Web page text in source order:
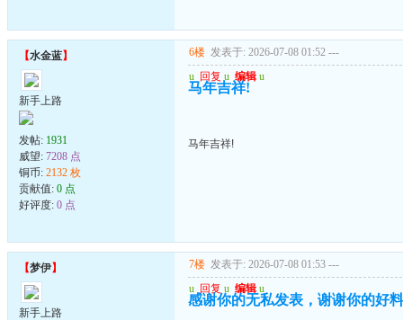
【水金蓝】
新手上路
发帖: 1931
威望: 7208 点
铜币: 2132 枚
贡献值: 0 点
好评度: 0 点
6楼 发表于: 2026-07-08 01:52 ---
u 回复 u 编辑 u
马年吉祥!
马年吉祥!
【梦伊】
新手上路
7楼 发表于: 2026-07-08 01:53 ---
u 回复 u 编辑 u
感谢你的无私发表，谢谢你的好